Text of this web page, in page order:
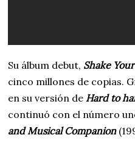
Su álbum debut, Shake
cinco millones de copias.
en su versión de Hard to
continuó con el número
and Musical Companion